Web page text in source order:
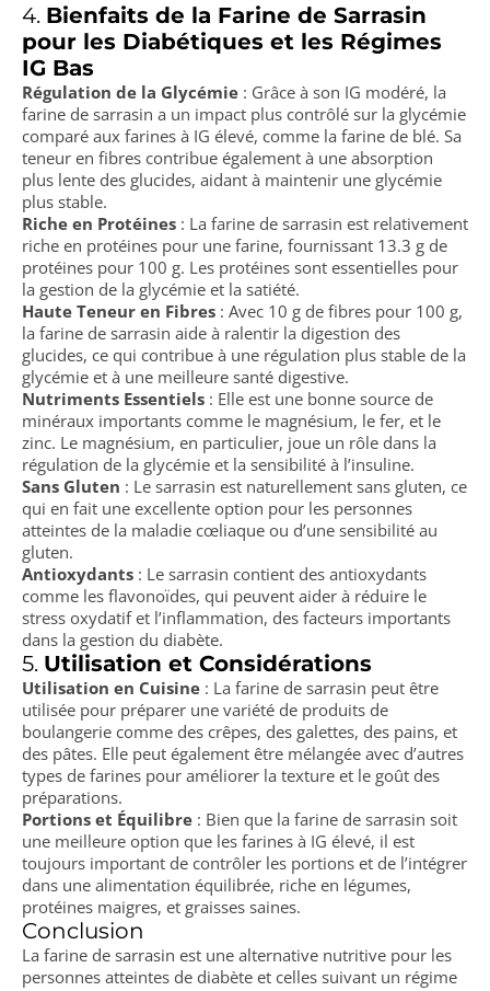
4. Bienfaits de la Farine de Sarrasin
pour les Diabétiques et les Régimes
IG Bas
Régulation de la Glycémie : Grâce à son IG modéré, la
farine de sarrasin a un impact plus contrôlé sur la glycémie
comparé aux farines à IG élevé, comme la farine de blé. Sa
teneur en fibres contribue également à une absorption
plus lente des glucides, aidant à maintenir une glycémie
plus stable.
Riche en Protéines : La farine de sarrasin est relativement
riche en protéines pour une farine, fournissant 13.3 g de
protéines pour 100 g. Les protéines sont essentielles pour
la gestion de la glycémie et la satiété.
Haute Teneur en Fibres : Avec 10 g de fibres pour 100 g,
la farine de sarrasin aide à ralentir la digestion des
glucides, ce qui contribue à une régulation plus stable de la
glycémie et à une meilleure santé digestive.
Nutriments Essentiels : Elle est une bonne source de
minéraux importants comme le magnésium, le fer, et le
zinc. Le magnésium, en particulier, joue un rôle dans la
régulation de la glycémie et la sensibilité à l’insuline.
Sans Gluten : Le sarrasin est naturellement sans gluten, ce
qui en fait une excellente option pour les personnes
atteintes de la maladie cœliaque ou d’une sensibilité au
gluten.
Antioxydants : Le sarrasin contient des antioxydants
comme les flavonoïdes, qui peuvent aider à réduire le
stress oxydatif et l’inflammation, des facteurs importants
dans la gestion du diabète.
5. Utilisation et Considérations
Utilisation en Cuisine : La farine de sarrasin peut être
utilisée pour préparer une variété de produits de
boulangerie comme des crêpes, des galettes, des pains, et
des pâtes. Elle peut également être mélangée avec d’autres
types de farines pour améliorer la texture et le goût des
préparations.
Portions et Équilibre : Bien que la farine de sarrasin soit
une meilleure option que les farines à IG élevé, il est
toujours important de contrôler les portions et de l’intégrer
dans une alimentation équilibrée, riche en légumes,
protéines maigres, et graisses saines.
Conclusion
La farine de sarrasin est une alternative nutritive pour les
personnes atteintes de diabète et celles suivant un régime